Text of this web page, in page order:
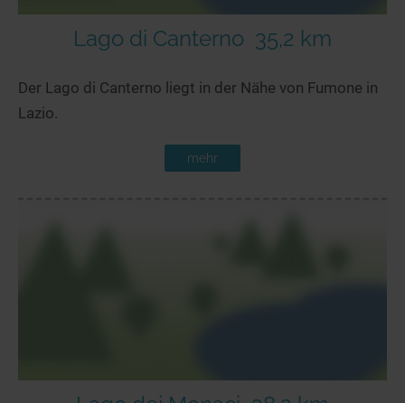
Lago di Canterno 35,2 km
Der Lago di Canterno liegt in der Nähe von Fumone in
Lazio.
mehr